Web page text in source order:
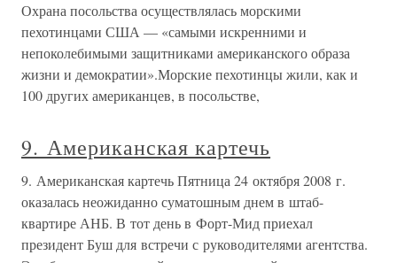
Охрана посольства осуществлялась морскими
пехотинцами США — «самыми искренними и
непоколебимыми защитниками американского образа
жизни и демократии».Морские пехотинцы жили, как и
100 других американцев, в посольстве,
9. Американская картечь
9. Американская картечь Пятница 24 октября 2008 г.
оказалась неожиданно суматошным днем в штаб-
квартире АНБ. В тот день в Форт-Мид приехал
президент Буш для встречи с руководителями агентства.